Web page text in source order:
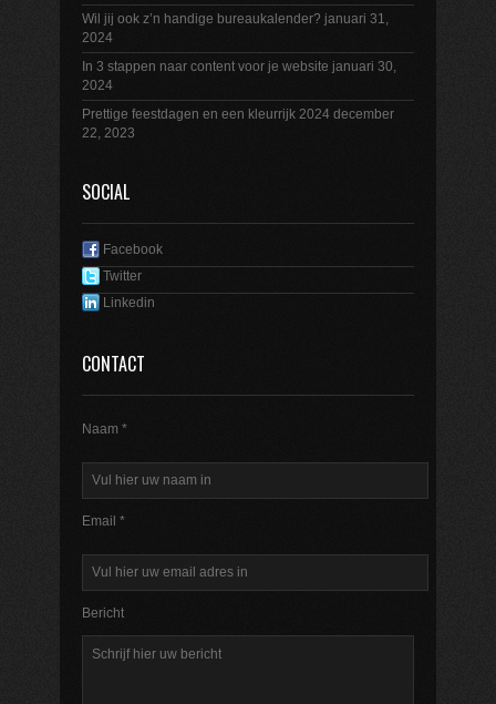
Wil jij ook z’n handige bureaukalender? januari 31,
2024
In 3 stappen naar content voor je website januari 30,
2024
Prettige feestdagen en een kleurrijk 2024 december
22, 2023
SOCIAL
Facebook
Twitter
Linkedin
CONTACT
Naam *
Email *
Bericht